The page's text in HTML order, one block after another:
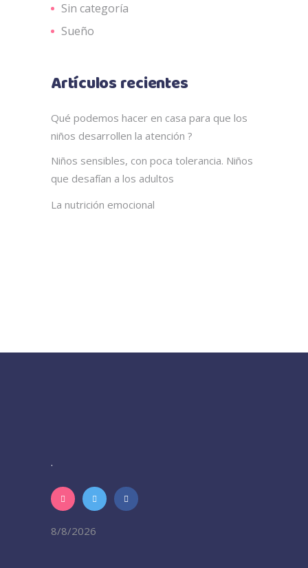
Sin categoría
Sueño
Artículos recientes
Qué podemos hacer en casa para que los
niños desarrollen la atención ?
Niños sensibles, con poca tolerancia. Niños
que desafían a los adultos
La nutrición emocional
.
8/8/2026